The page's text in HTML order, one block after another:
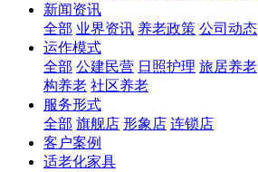
新闻资讯
全部 业界资讯 养老政策 公司动态
运作模式
全部 公建民营 日照护理 旅居养老
构养老 社区养老
服务形式
全部 旗舰店 形象店 连锁店
客户案例
适老化家具